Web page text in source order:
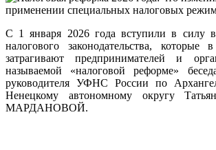
С 1 января 2026 года вступили в силу
налогового законодательства, которые
затрагивают предпринимателей и
называемой «налоговой реформе»
руководителя УФНС России по
Ненецкому автономному округу
МАРДАНОВОЙ.